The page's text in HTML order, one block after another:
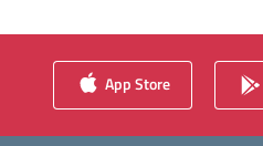
App Store